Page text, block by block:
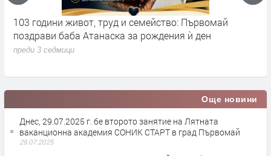
семейство: Първомай
за рождения ѝ ден
Над 300 участнициот
Националния турнир по
Още новини
Днес, 29.07.2025 г. бе второто занятие на Лятната
ваканционна академия СОНИК СТАРТ в град Първомай
29.07.2025